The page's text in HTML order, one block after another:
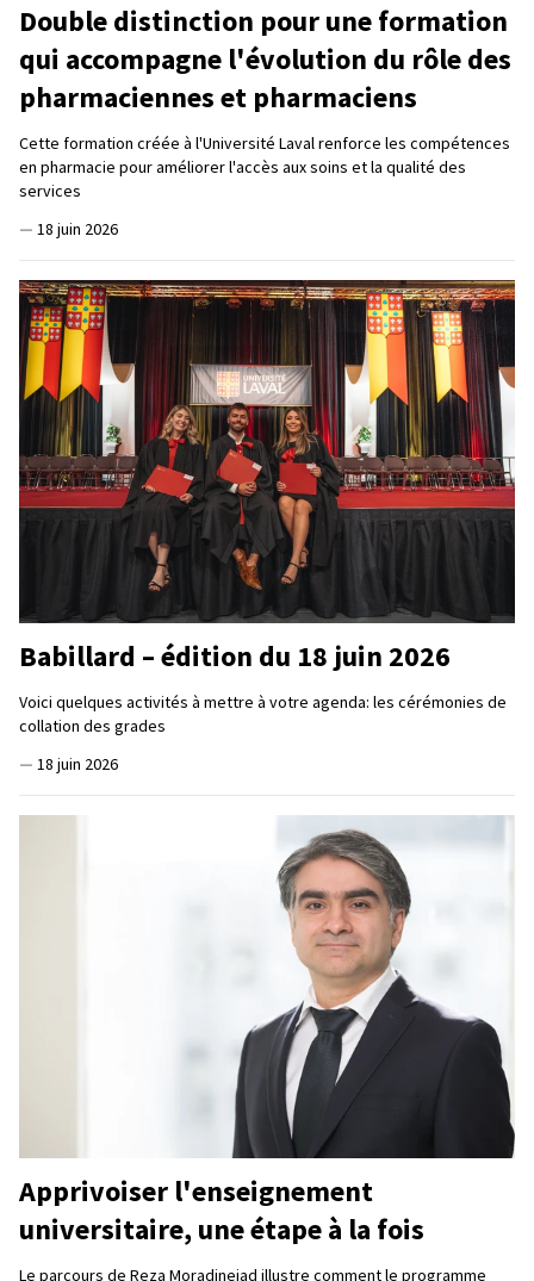
Double distinction pour une formation
qui accompagne l'évolution du rôle des
pharmaciennes et pharmaciens
Cette formation créée à l'Université Laval renforce les compétences
en pharmacie pour améliorer l'accès aux soins et la qualité des
services
— 18 juin 2026
Babillard – édition du 18 juin 2026
Voici quelques activités à mettre à votre agenda: les cérémonies de
collation des grades
— 18 juin 2026
Apprivoiser l'enseignement
universitaire, une étape à la fois
Le parcours de Reza Moradinejad illustre comment le programme